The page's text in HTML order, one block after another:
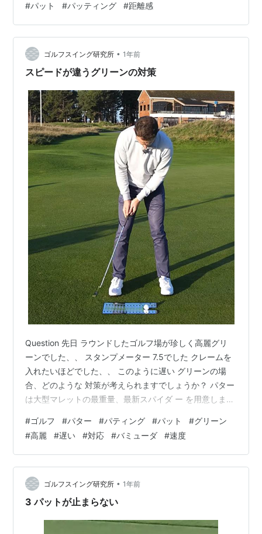
ではありません。 スイングする時には頭から消してしま
う ということです。 アドレスに入る前に 傾斜やライン
はアドレスに入る前に 情報を収集します。 「上り」の
「スライス」なら、 ボールがカップに入る軌跡をイメー
ジし、 左奥に仮想したカップに 沈めるため、 強さと方
#パット #パッティング #距離感
ゴルフスイング研究所 • 1年前
スピードが違うグリーンの対策
Question 先日 ラウンドしたゴルフ場が珍しく高麗グリ
ーンでした、、 スタンプメーター 7.5でした クレームを
入れたいほどでした、、 このように遅い グリーンの場
合、どのような 対策が考えられますでしょうか？ パター
は大型マレットの最重量、最新スパイダ ー を用意しまし
は伸びると芝目がきつく、硬いので抵抗 がかなり大きく
なります。 午前中と午後では全くスピードが変わるのが
実 感できるほど芽が伸びる日は驚きます。 また、順芽と
逆目では速度が倍違っていたりし ますので、普段の感覚
で打つとカップをかなり 過ぎてしまい、返しの逆目…
#ゴルフ #パター #パティング #パット #グリーン
#高麗 #遅い #対応 #バミューダ #速度
ゴルフスイング研究所 • 1年前
3 パットが止まらない